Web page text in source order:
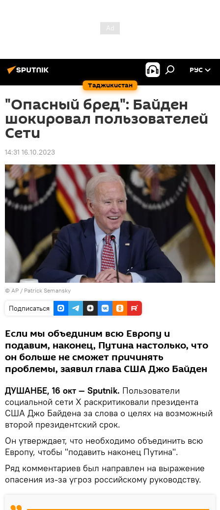
Таджикистан
РУС
"Опасный бред": Байден
шокировал пользователей
Сети
14:31 16.10.2023
© AP / Patrick Semansky
Подписаться
Если мы объединим всю Европу и
подавим, наконец, Путина настолько, что
он больше не сможет причинять
проблемы, заявил глава США Джо Байден
ДУШАНБЕ, 16 окт — Sputnik. Пользователи
социальной сети Х раскритиковали президента
США Джо Байдена за слова о целях на возможный
второй президентский срок.
Он утверждает, что необходимо объединить всю
Европу, чтобы "подавить наконец Путина".
Ряд комментариев был направлен на выражение
опасения из-за угроз российскому руководству.